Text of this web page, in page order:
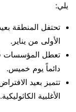
يلي:
الأولى من يناير.
دائماً يوم خميس.
الأغلبية الكاثوليكية.